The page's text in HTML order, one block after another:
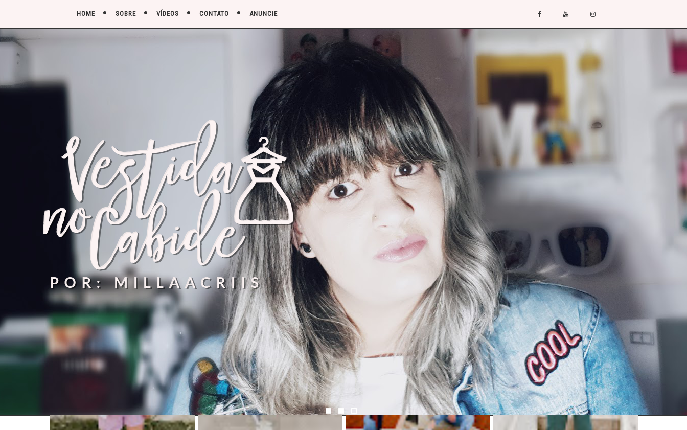
HOME SOBRE VÍDEOS CONTATO ANUNCIE